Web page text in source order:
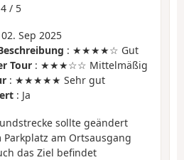
4 / 5
Sep 2025
: ★★★★☆ Gut
Tour : ★★★☆☆ Mittelmäßig
: ★★★★★ Sehr gut
: Ja
sollte geändert
am Ortsausgang
das Ziel befindet